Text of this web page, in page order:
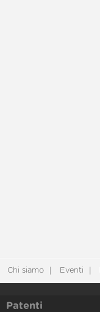
Chi siamo Eventi
Patenti